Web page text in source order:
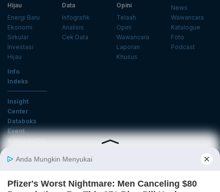
Hijau
Energi Baru
Ekonomi
Sirkular
Investasi
Hijau
Data
Infografik
Analisis
Cek Data
Opini
Telaah
Opini
Wawancara
Laporan
Khusus
News
Wawancara
Katalogue
Foto
Podcast
Info
Indeks
Insight
Center
Databoks
Event
KatadataOto
Email
Daftar